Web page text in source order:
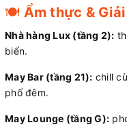
🍽️ Ẩm thực &
Nhà hàng Lux (tầng 2):
biển.
May Bar (tầng 21): chill
phố đêm.
May Lounge (tầng G):